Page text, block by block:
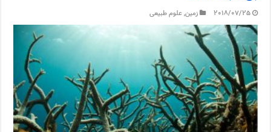
2018/07/25 زمین,علوم طبیعی